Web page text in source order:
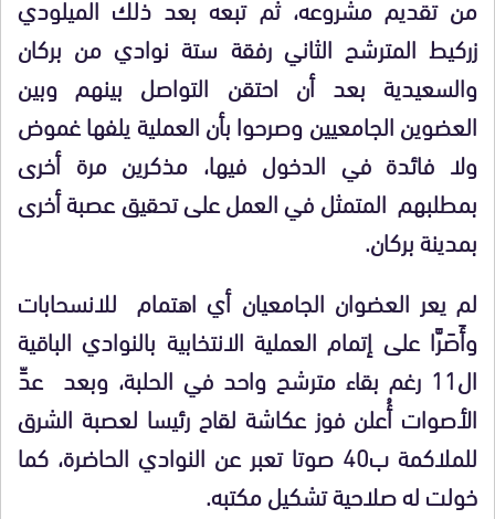
زركيط المترشح الثاني رفقة ستة نوادي من بركان
والسعيدية بعد أن احتقن التواصل بينهم وبين
العضوين الجامعيين وصرحوا بأن العملية يلفها غموض
ولا فائدة في الدخول فيها، مذكرين مرة أخرى
بمطلبهم المتمثل في العمل على تحقيق عصبة أخرى
بمدينة بركان.
لم يعر العضوان الجامعيان أي اهتمام للانسحابات
وأَصَرَّا على إتمام العملية الانتخابية بالنوادي الباقية
ال11 رغم بقاء مترشح واحد في الحلبة، وبعد عدِّ
الأصوات أُعلن فوز عكاشة لقاح رئيسا لعصبة الشرق
للملاكمة ب40 صوتا تعبر عن النوادي الحاضرة، كما
خولت له صلاحية تشكيل مكتبه.